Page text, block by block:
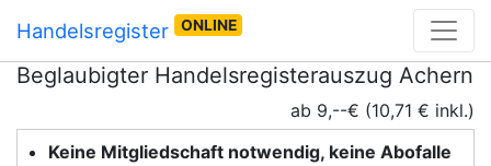
Handelsregister ONLINE
Beglaubigter Handelsregisterauszug Achern
ab 9,--€ (10,71 € inkl.)
Keine Mitgliedschaft notwendig, keine Abofalle